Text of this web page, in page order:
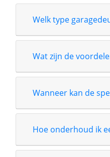
Welk type
Wat zijn de
Wanneer kan de
Hoe onderhoud ik